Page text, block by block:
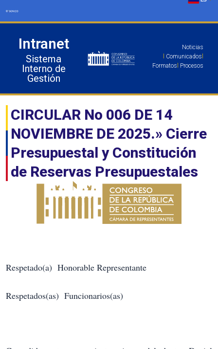
Intranet
Sistema
Interno de
Gestión
Noticias
Comunicados
Formatos Procesos
CIRCULAR No 006 DE 14
NOVIEMBRE DE 2025.» Cierre
Presupuestal y Constitución
de Reservas Presupuestales
Respetado(a) Honorable Representante
Respetados(as) Funcionarios(as)